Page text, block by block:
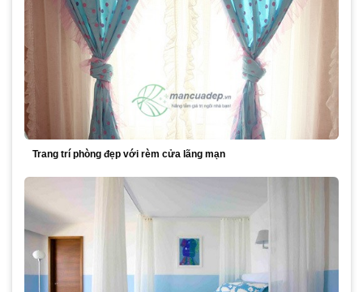
Trang trí phòng đẹp với rèm cửa lãng mạn